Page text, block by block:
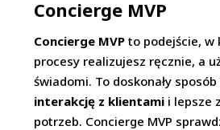
Concierge MVP
Concierge MVP to podejście, w
procesy realizujesz ręcznie, a
świadomi. To doskonały sposób
interakcję z klientami i lepsze
potrzeb. Concierge MVP